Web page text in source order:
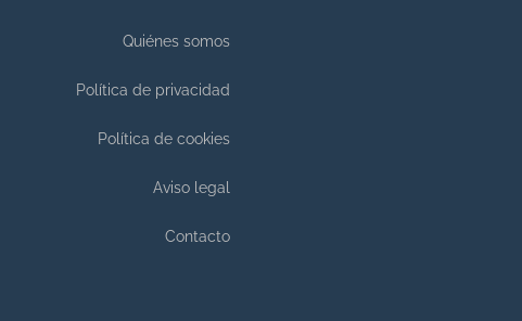
Quiénes somos
Política de privacidad
Política de cookies
Aviso legal
Contacto